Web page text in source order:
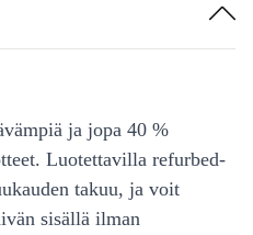
ja jopa 40 %
Luotettavilla refurbed-
takuu, ja voit
sisällä ilman